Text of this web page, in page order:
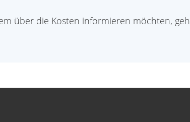
über die Kosten informieren möchten,